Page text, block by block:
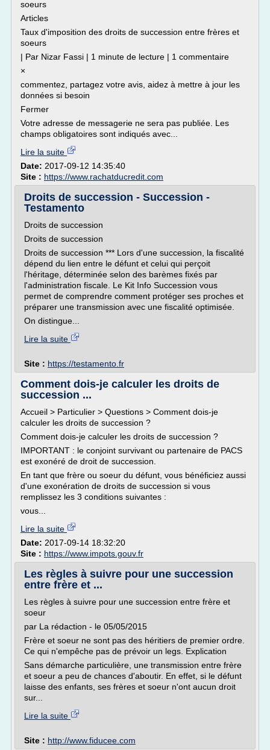
soeurs
Articles
Taux d'imposition des droits de succession entre frères et
soeurs
| Par Nizar Fassi | 1 minute de lecture | 1 commentaire
×
commentez, partagez votre avis, aidez à mettre à jour les
données si besoin
Fermer
Votre adresse de messagerie ne sera pas publiée. Les
champs obligatoires sont indiqués avec...
Lire la suite
Date: 2017-09-12 14:35:40
Site : https://www.rachatducredit.com
Droits de succession - Succession -
Testamento
Droits de succession
Droits de succession
Droits de succession *** Lors d'une succession, la fiscalité
dépend du lien entre le défunt et celui qui perçoit
l'héritage, déterminée selon des barèmes fixés par
l'administration fiscale. Le Kit Info Succession vous
permet de comprendre comment protéger ses proches et
préparer une transmission avec une fiscalité optimisée.
On distingue...
Lire la suite
Site : https://testamento.fr
Comment dois-je calculer les droits de
succession ...
Accueil > Particulier > Questions > Comment dois-je
calculer les droits de succession ?
Comment dois-je calculer les droits de succession ?
IMPORTANT : le conjoint survivant ou partenaire de PACS
est exonéré de droit de succession.
En tant que frère ou soeur du défunt, vous bénéficiez aussi
d'une exonération de droits de succession si vous
remplissez les 3 conditions suivantes :
vous...
Lire la suite
Date: 2017-09-14 18:32:20
Site : https://www.impots.gouv.fr
Les règles à suivre pour une succession
entre frère et ...
Les règles à suivre pour une succession entre frère et
soeur
par La rédaction - le 05/05/2015
Frère et soeur ne sont pas des héritiers de premier ordre.
Ce qui n'empêche pas de prévoir un legs. Explication
Sans démarche particulière, une transmission entre frère
et soeur a peu de chances d'aboutir. En effet, si le défunt
laisse des enfants, ses frères et soeur n'ont aucun droit
sur...
Lire la suite
Site : http://www.fiducee.com